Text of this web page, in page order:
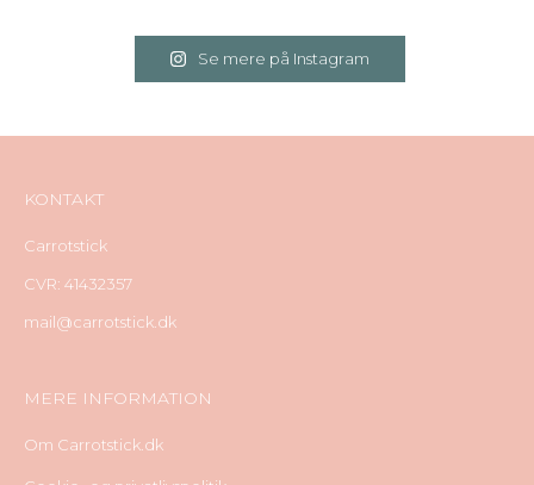
Se mere på Instagram
KONTAKT
Carrotstick
CVR: 41432357
mail@carrotstick.dk
MERE INFORMATION
Om Carrotstick.dk